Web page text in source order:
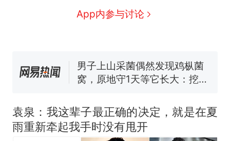
App内参与讨论
费大厨“全国小炒肉大王”称
140多朵
美国渔民钓获鲨鱼徒手将其拽
回大海 目击者直呼震惊 （视频
官方通报
热
那个在床头放菜刀的女孩，
因老师一句“跟我回家”改写了
袁泉：我这辈子最正确的决定，就是在夏
雨重新牵起我手时没有甩开